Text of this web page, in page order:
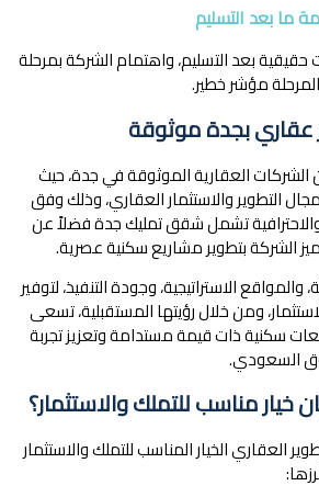
ما بعد التسليم
بعد التسليم، واهتمام الشركة بمرحلة
مؤشر خطير.
بجدة موثوقة
العقارية الموثوقة في جدة، حيث
التطوير والاستثمار العقاري، وذلك وفق
تشمل شقق تمليك جدة فضلاً عن
الشركة بتطوير مشاريع سكنية عصرية.
والمواقع الاستراتيجية، وجودة التنفيذ، لتوفير
ومن خلال رؤيتها المستقبلية، تسعى
سكنية ذات قيمة مستدامة وتعزيز تجربة
السعودي.
خيار مناسب للتملك والاستثمار؟
العقاري الخيار المناسب للتملك والاستثمار